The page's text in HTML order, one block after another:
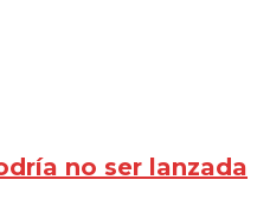
no ser lanzada